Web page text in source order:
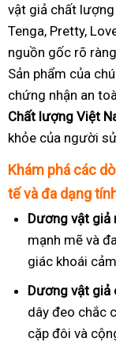
vật giả chất
Tenga, Pretty,
nguồn gốc rõ
Sản phẩm của
chứng nhận an
Chất lượng Việt
khỏe của người
Khám phá các
tế và đa dạng
Dương vật
mạnh mẽ và
giác khoái
Dương vật
dây đeo chắc
cặp đôi và